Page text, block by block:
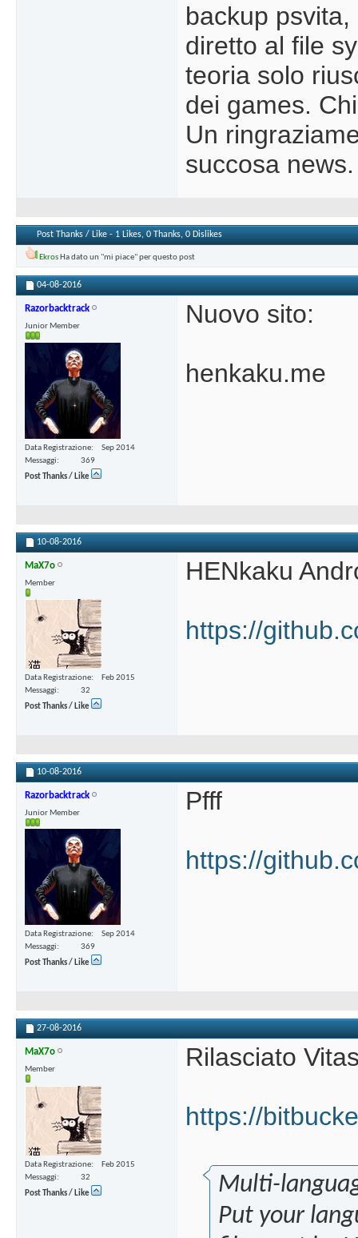
backup
diretto al file
teoria solo
dei games.
Un
succosa news.
Post Thanks / Like - 1 Likes, 0 Thanks, 0 Dislikes
EkrosHa dato un "mi piace" per questo post
04-08-2016
Razorbacktrack
Junior Member
Data Registrazione
Sep 2014
Messaggi
369
Post Thanks / Like
Nuovo sito:
henkaku.me
10-08-2016
MaX7o
Member
Data Registrazione
Feb 2015
Messaggi
32
Post Thanks / Like
HENkaku
https://
10-08-2016
Razorbacktrack
Junior Member
Data Registrazione
Sep 2014
Messaggi
369
Post Thanks / Like
Pfff
https://
27-08-2016
MaX7o
Member
Data Registrazione
Feb 2015
Messaggi
32
Post Thanks / Like
Rilasciato
https://
Multi-
Put your